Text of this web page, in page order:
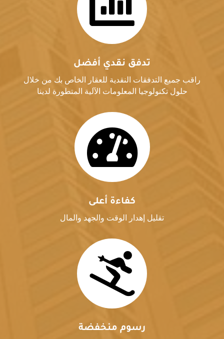
تدفق نقدي أفضل
راقب جميع التدفقات النقدية للعقار الخاص بك من خلال
حلول تكنولوجيا المعلومات الآلية المتطورة لدينا

كفاءة أعلى
تقليل إهدار الوقت والجهد والمال

رسوم منخفضة